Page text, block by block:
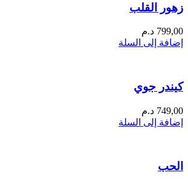
زهور القلب
799,00 د.م
إضافة إلى السلة
كيندر جوي
749,00 د.م
إضافة إلى السلة
الحب